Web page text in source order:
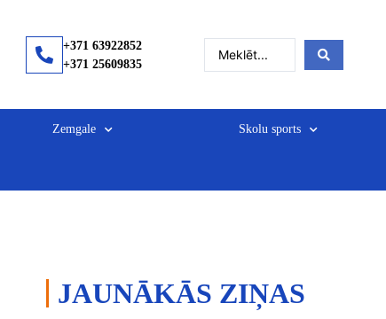
+371 63922852
+371 25609835
Zemgale Skolu sports
JAUNĀKĀS ZIŅAS